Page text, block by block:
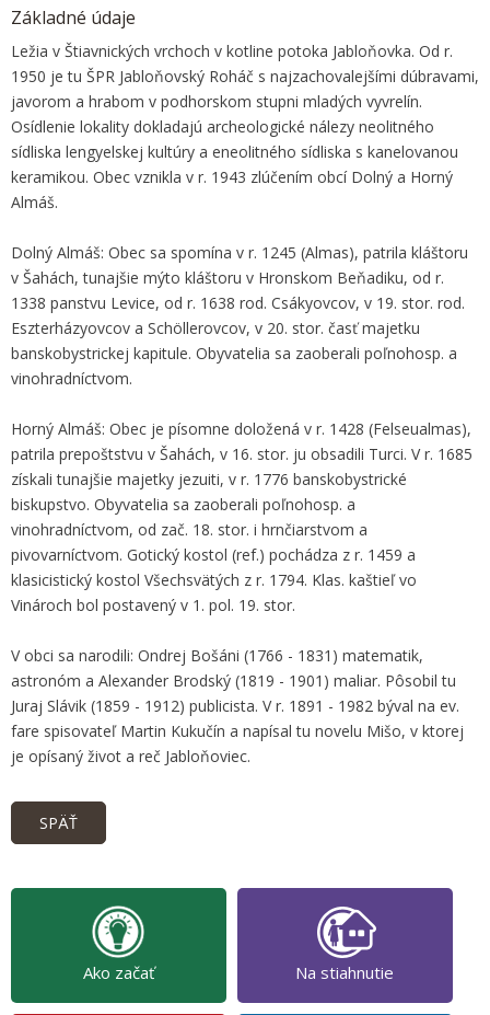
Základné údaje
Ležia v Štiavnických vrchoch v kotline potoka Jabloňovka. Od r.
1950 je tu ŠPR Jabloňovský Roháč s najzachovalejšími dúbravami,
javorom a hrabom v podhorskom stupni mladých vyvrelín.
Osídlenie lokality dokladajú archeologické nálezy neolitného
sídliska lengyelskej kultúry a eneolitného sídliska s kanelovanou
keramikou. Obec vznikla v r. 1943 zlúčením obcí Dolný a Horný
Almáš.
Dolný Almáš: Obec sa spomína v r. 1245 (Almas), patrila kláštoru
v Šahách, tunajšie mýto kláštoru v Hronskom Beňadiku, od r.
1338 panstvu Levice, od r. 1638 rod. Csákyovcov, v 19. stor. rod.
Eszterházyovcov a Schöllerovcov, v 20. stor. časť majetku
banskobystrickej kapitule. Obyvatelia sa zaoberali poľnohosp. a
vinohradníctvom.
Horný Almáš: Obec je písomne doložená v r. 1428 (Felseualmas),
patrila prepoštstvu v Šahách, v 16. stor. ju obsadili Turci. V r. 1685
získali tunajšie majetky jezuiti, v r. 1776 banskobystrické
biskupstvo. Obyvatelia sa zaoberali poľnohosp. a
vinohradníctvom, od zač. 18. stor. i hrnčiarstvom a
pivovarníctvom. Gotický kostol (ref.) pochádza z r. 1459 a
klasicistický kostol Všechsvätých z r. 1794. Klas. kaštieľ vo
Vinároch bol postavený v 1. pol. 19. stor.
V obci sa narodili: Ondrej Bošáni (1766 - 1831) matematik,
astronóm a Alexander Brodský (1819 - 1901) maliar. Pôsobil tu
Juraj Slávik (1859 - 1912) publicista. V r. 1891 - 1982 býval na ev.
fare spisovateľ Martin Kukučín a napísal tu novelu Mišo, v ktorej
je opísaný život a reč Jabloňoviec.
SPÄŤ
Ako začať Na stiahnutie